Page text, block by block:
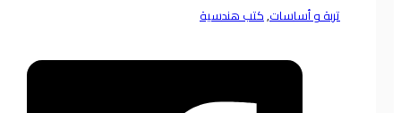
تربة و أساسات,كتب هندسية